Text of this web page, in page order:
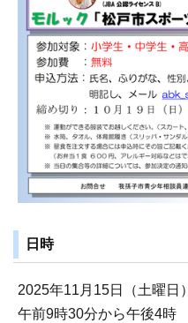
日時
2025年11月15日（土曜日）
午前9時30分から午後4時